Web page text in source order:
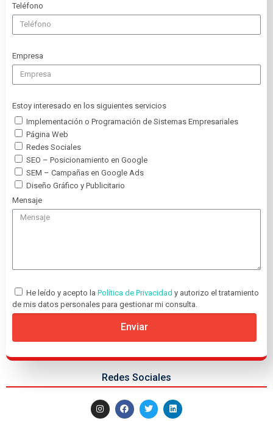
Teléfono
Empresa
Estoy interesado en los siguientes servicios
Implementación o Programación de Sistemas Empresariales
Página Web
Redes Sociales
SEO – Posicionamiento en Google
SEM – Campañas en Google Ads
Diseño Gráfico y Publicitario
Mensaje
He leído y acepto la Política de Privacidad y autorizo el tratamiento
de mis datos personales para gestionar mi consulta.
Enviar
Redes Sociales